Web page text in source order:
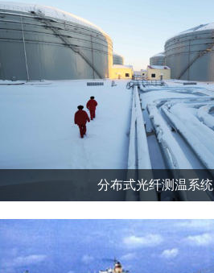
分布式光纤测温系统